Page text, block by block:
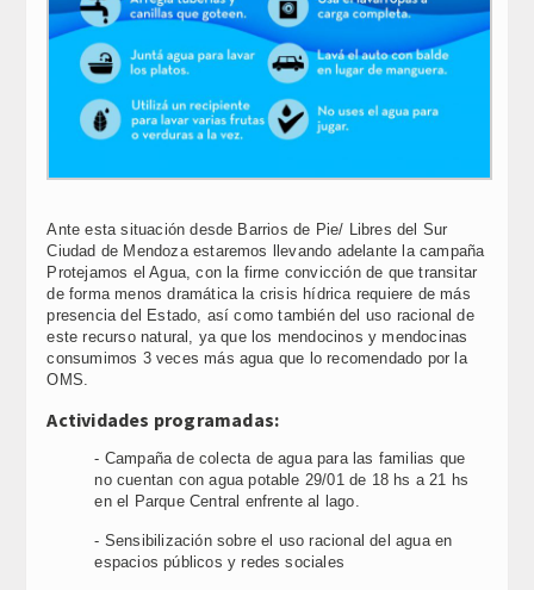
Ante esta situación desde Barrios de Pie/ Libres del Sur
Ciudad de Mendoza estaremos llevando adelante la campaña
Protejamos el Agua, con la firme convicción de que transitar
de forma menos dramática la crisis hídrica requiere de más
presencia del Estado, así como también del uso racional de
este recurso natural, ya que los mendocinos y mendocinas
consumimos 3 veces más agua que lo recomendado por la
OMS.
Actividades programadas:
- Campaña de colecta de agua para las familias que
no cuentan con agua potable 29/01 de 18 hs a 21 hs
en el Parque Central enfrente al lago.
- Sensibilización sobre el uso racional del agua en
espacios públicos y redes sociales